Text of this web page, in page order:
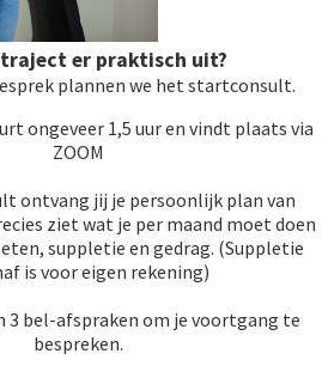
er praktisch uit?
plannen we het startconsult.
ongeveer 1,5 uur en vindt plaats via
ZOOM
ontvang jij je persoonlijk plan van
ziet wat je per maand moet doen
suppletie en gedrag. (Suppletie
is voor eigen rekening)
3 bel-afspraken om je voortgang te
bespreken.